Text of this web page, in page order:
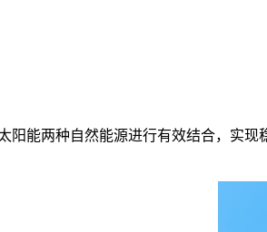
阳能两种自然能源进行有效结合，实